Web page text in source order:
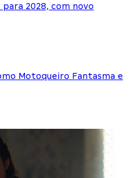
2028, com novo
Motoqueiro Fantasma e